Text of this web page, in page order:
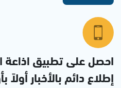
احصل على تطبيق
إطلاع دائم بالأخبار أولاً